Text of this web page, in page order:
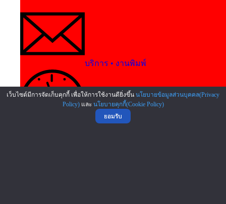
เว็บไซต์มีการจัดเก็บคุกกี้ เพื่อให้การใช้งานดียิ่งขึ้น นโยบายข้อมูลส่วนบุคคล(Privacy
Policy)และ นโยบายคุกกี้(Cookie Policy)
ยอมรับ
บริการ • งานพิมพ์